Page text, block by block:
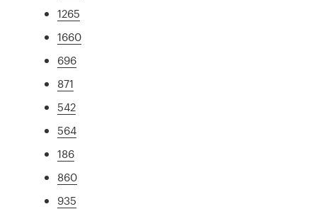
1265
1660
696
871
542
564
186
860
935